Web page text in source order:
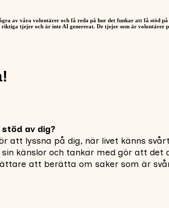
av våra volontärer och få reda på hur det funkar att få stöd
riktiga tjejer och är inte AI genererat. De tjejer som är
av dig?
att lyssna på dig, när livet känns
känslor och tankar med gör att
att berätta om saker som är